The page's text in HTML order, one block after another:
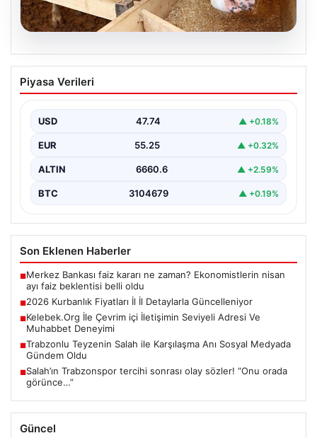
08.08.2026
2026 Kurbanlık Fiyatları İl İl Detaylarla
Güncelleniyor
merak ettiği konulardan biri olan kurbanlık hayvan…
Piyasa Verileri
USD 47.74 ▲ +0.18%
EUR 55.25 ▲ +0.32%
ALTIN 6660.6 ▲ +2.59%
BTC 3104679 ▲ +0.19%
Son Eklenen Haberler
■Merkez Bankası faiz kararı ne zaman? Ekonomistlerin nisan
ayı faiz beklentisi belli oldu
■2026 Kurbanlık Fiyatları İl İl Detaylarla Güncelleniyor
■Kelebek.Org İle Çevrim içi İletişimin Seviyeli Adresi Ve
Muhabbet Deneyimi
■Trabzonlu Teyzenin Salah ile Karşılaşma Anı Sosyal Medyada
Gündem Oldu
■Salah’ın Trabzonspor tercihi sonrası olay sözler! “Onu orada
görünce…”
Güncel